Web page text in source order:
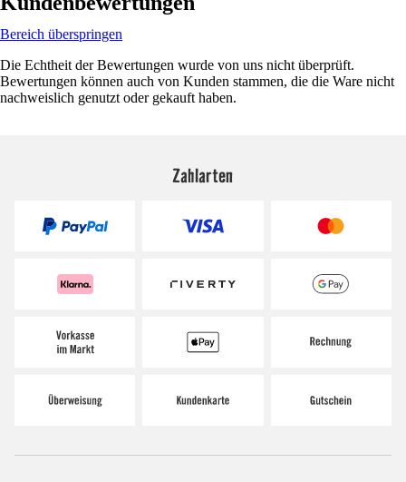
Bereich überspringen
Die Echtheit der Bewertungen wurde von uns nicht überprüft.
Bewertungen können auch von Kunden stammen, die die Ware nicht
nachweislich genutzt oder gekauft haben.
Zahlarten